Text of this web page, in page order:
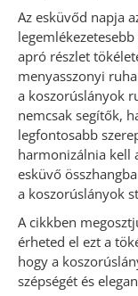
Az esküvőd napja
apró részlet
menyasszonyi
a koszorúslányok
nemcsak segítők,
legfontosabb
harmonizálnia kell
esküvő
a koszorúslányok
A cikkben
érheted el ezt a
hogy a
szépségét és